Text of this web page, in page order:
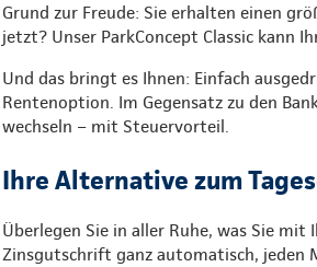
Grund zur Freude: Sie erhalten einen
jetzt? Unser ParkConcept Classic kann
Und das bringt es Ihnen: Einfach
Rentenoption. Im Gegensatz zu den
wechseln – mit Steuervorteil.
Ihre Alternative zum
Überlegen Sie in aller Ruhe, was Sie
Zinsgutschrift ganz automatisch, jeden